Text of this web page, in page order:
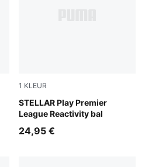
1 KLEUR
STELLAR Play Premier
League Reactivity bal
PUMA White-multicolor
24,95 €